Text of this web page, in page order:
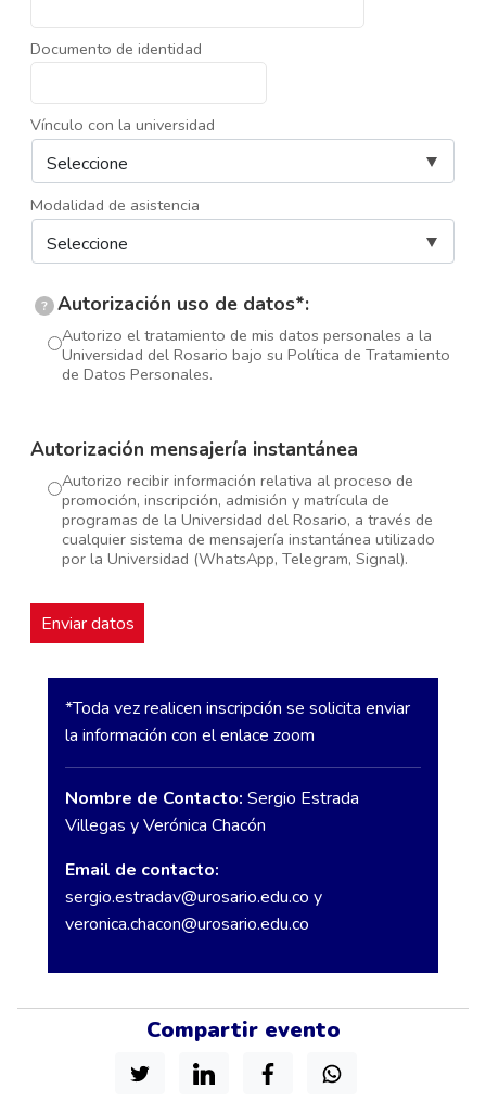
Documento de identidad
Vínculo con la universidad
Modalidad de asistencia
? Autorización uso de datos*:
Autorizo el tratamiento de mis datos personales a la
Universidad del Rosario bajo su Política de Tratamiento
de Datos Personales.
Autorización mensajería instantánea
Autorizo recibir información relativa al proceso de
promoción, inscripción, admisión y matrícula de
programas de la Universidad del Rosario, a través de
cualquier sistema de mensajería instantánea utilizado
por la Universidad (WhatsApp, Telegram, Signal).
*Toda vez realicen inscripción se solicita enviar
la información con el enlace zoom
Nombre de Contacto: Sergio Estrada
Villegas y Verónica Chacón
Email de contacto:
sergio.estradav@urosario.edu.co y
veronica.chacon@urosario.edu.co
Compartir evento